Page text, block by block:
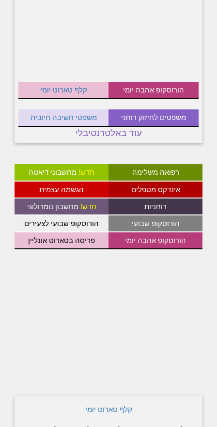
הורוסקופ אהבה יומי קלף טארוט יומי
משפטים לחיזוק רוחני משפטי חשיבה חיובית
עוד באלטרנטיבלי
רפואה משלימה חדש! מחשבוני דיאטה
אינדקס מטפלים הגשמה עצמית
רוחניות חדש! מחשבון נומרולוגי
הורוסקופ שבועי הורוסקופ שבועי לצעירים
הורוסקופ אהבה יומי פריסה בטארוט אונליין
קלף טארוט יומי